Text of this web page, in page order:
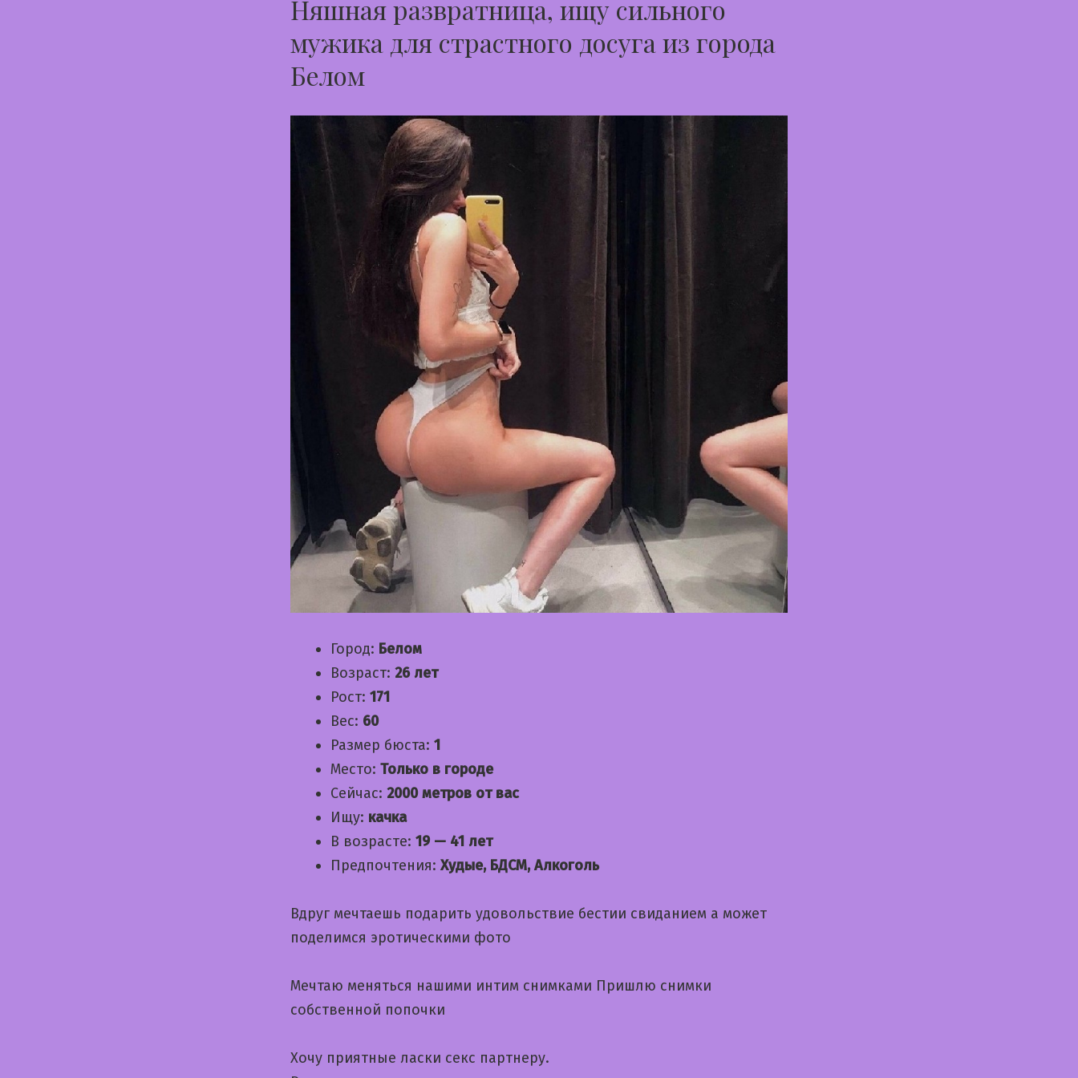
Няшная развратница, ищу сильного
мужика для страстного досуга из города
Белом
Город: Белом
Возраст: 26 лет
Рост: 171
Вес: 60
Размер бюста: 1
Место: Только в городе
Сейчас: 2000 метров от вас
Ищу: качка
В возрасте: 19 — 41 лет
Предпочтения: Худые, БДСМ, Алкоголь
Вдруг мечтаешь подарить удовольствие бестии свиданием а может
поделимся эротическими фото
Мечтаю меняться нашими интим снимками Пришлю снимки
собственной попочки
Хочу приятные ласки секс партнеру.